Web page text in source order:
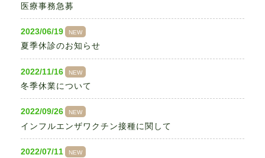
医療事務急募
2023/06/19 NEW
夏季休診のお知らせ
2022/11/16 NEW
冬季休業について
2022/09/26 NEW
インフルエンザワクチン接種に関して
2022/07/11 NEW